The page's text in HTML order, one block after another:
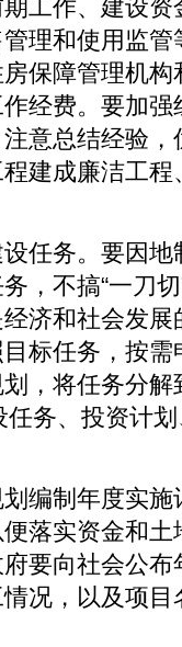
工作、建设
理和使用监
保障管理机
经费。要加
意总结经验
建成廉洁工
务。要因地
，不搞“一刀切
济和社会发
标任务，按
，将任务分
务、投资计
制年度实施
落实资金和
要向社会公
况，以及项